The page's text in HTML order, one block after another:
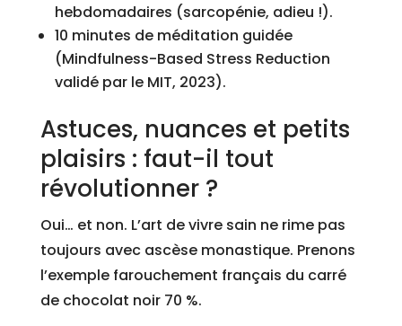
hebdomadaires (sarcopénie, adieu !).
10 minutes de méditation guidée
(Mindfulness-Based Stress Reduction
validé par le MIT, 2023).
Astuces, nuances et petits
plaisirs : faut-il tout
révolutionner ?
Oui… et non. L’art de vivre sain ne rime pas
toujours avec ascèse monastique. Prenons
l’exemple farouchement français du carré
de chocolat noir 70 %.